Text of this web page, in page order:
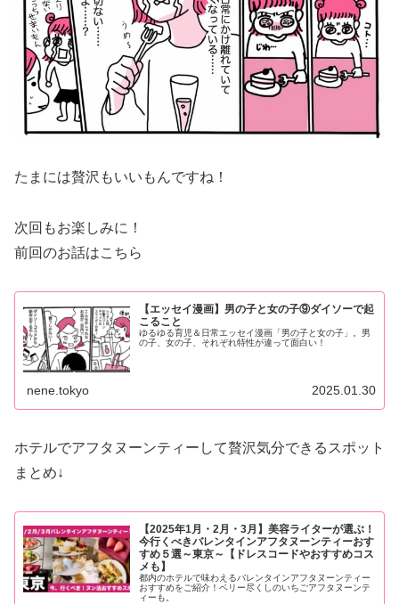
たまには贅沢もいいもんですね！
次回もお楽しみに！
前回のお話はこちら
【エッセイ漫画】男の子と女の子⑨ダイソーで起
こること
ゆるゆる育児＆日常エッセイ漫画「男の子と女の子」。男
の子、女の子、それぞれ特性が違って面白い！
nene.tokyo 2025.01.30
ホテルでアフタヌーンティーして贅沢気分できるスポット
まとめ↓
【2025年1月・2月・3月】美容ライターが選ぶ！
今行くべきバレンタインアフタヌーンティーおす
すめ５選～東京～【ドレスコードやおすすめコス
メも】
都内のホテルで味わえるバレンタインアフタヌーンティー
おすすめをご紹介！ベリー尽くしのいちごアフタヌーンテ
ィーも。